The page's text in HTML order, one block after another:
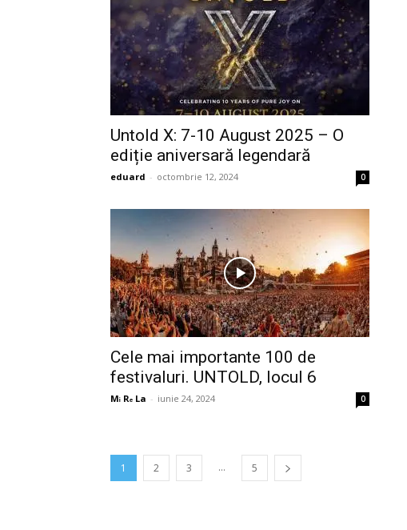
Untold X: 7-10 August 2025 – O
ediție aniversară legendară
eduard - octombrie 12, 2024 0
Cele mai importante 100 de
festivaluri. UNTOLD, locul 6
Mᵢ Rₑ La - iunie 24, 2024 0
1 2 3 ... 5